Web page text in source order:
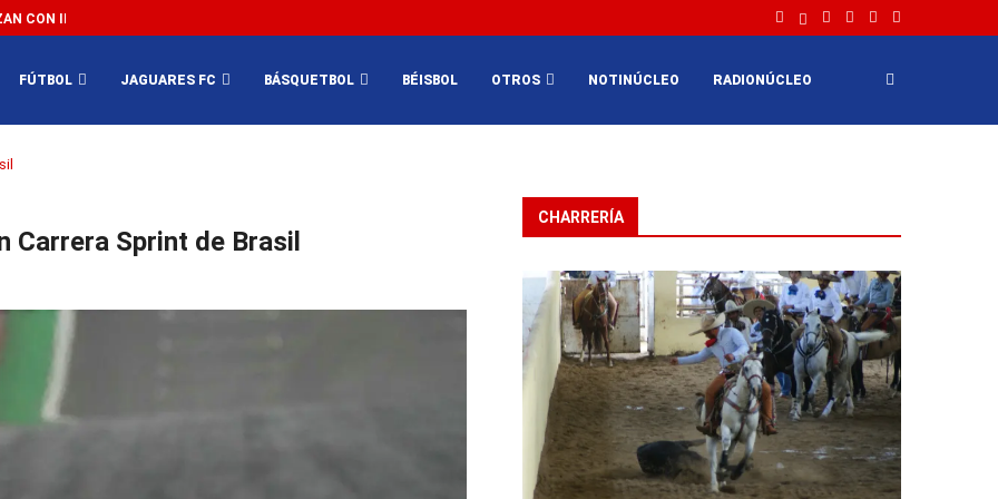
CON IMPEDIR EL MÉXICO VS SUDÁFRICA...
FÚTBOL JAGUARES FC BÁSQUETBOL BÉISBOL OTROS NOTINÚCLEO RADIONÚCLEO
Carrera Sprint de Brasil
CHARRERÍA